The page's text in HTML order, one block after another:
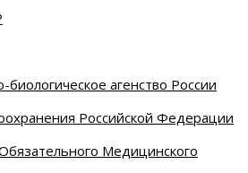
агенство России
Российской Федерации
Медицинского